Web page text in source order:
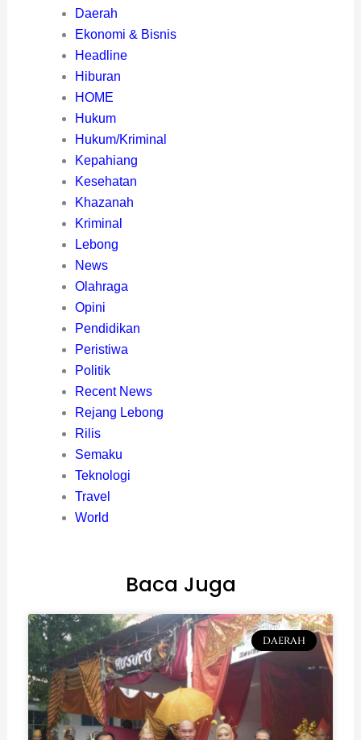
Daerah
Ekonomi & Bisnis
Headline
Hiburan
HOME
Hukum
Hukum/Kriminal
Kepahiang
Kesehatan
Khazanah
Kriminal
Lebong
News
Olahraga
Opini
Pendidikan
Peristiwa
Politik
Recent News
Rejang Lebong
Rilis
Semaku
Teknologi
Travel
World
Baca Juga
DAERAH